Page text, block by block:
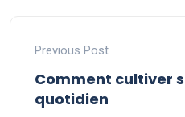
Previous Post
Comment cultiver
quotidien